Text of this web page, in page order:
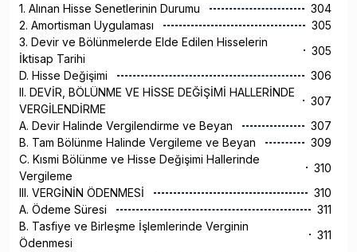
1. Alınan Hisse Senetlerinin Durumu
304
2. Amortisman Uygulaması
305
3. Devir ve Bölünmelerde Elde Edilen Hisselerin
İktisap Tarihi
305
D. Hisse Değişimi
306
II. DEVİR, BÖLÜNME VE HİSSE DEĞİŞİMİ HALLERİNDE
VERGİLENDİRME
307
A. Devir Halinde Vergilendirme ve Beyan
307
B. Tam Bölünme Halinde Vergileme ve Beyan
309
C. Kısmi Bölünme ve Hisse Değişimi Hallerinde
Vergileme
310
III. VERGİNİN ÖDENMESİ
310
A. Ödeme Süresi
311
B. Tasfiye ve Birleşme İşlemlerinde Verginin
Ödenmesi
311